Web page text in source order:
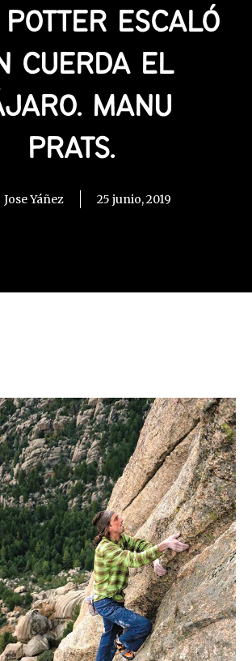
ESCALÓ
CUERDA EL
MANU
PRATS.
Jose Yáñez 25 junio, 2019